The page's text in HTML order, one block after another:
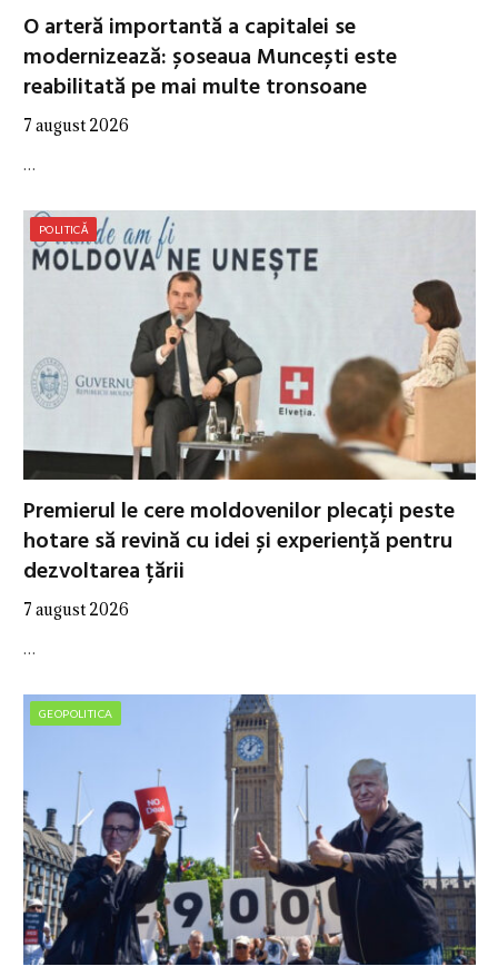
O arteră importantă a capitalei se
modernizează: șoseaua Muncești este
reabilitată pe mai multe tronsoane
7 august 2026
…
POLITICĂ
Premierul le cere moldovenilor plecați peste
hotare să revină cu idei și experiență pentru
dezvoltarea țării
7 august 2026
…
GEOPOLITICA